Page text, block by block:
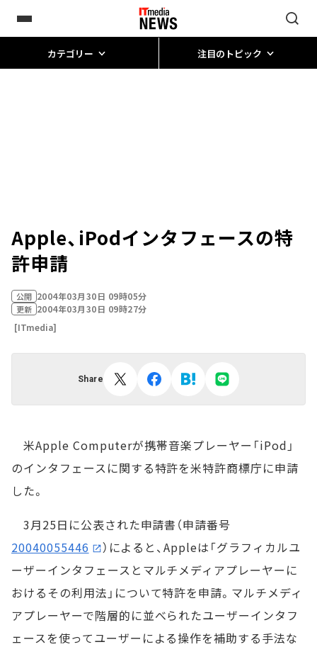
カテゴリー 注目のトピック
Apple、iPodインタフェースの特
許申請
公開 2004年03月30日 09時05分
更新 2004年03月30日 09時27分
[ITmedia]
Share
米Apple Computerが携帯音楽プレーヤー「iPod」
のインタフェースに関する特許を米特許商標庁に申請
した。
3月25日に公表された申請書（申請番号
20040055446
）によると、Appleは「グラフィカルユ
ーザーインタフェースとマルチメディアプレーヤーに
おけるその利用法」について特許を申請。マルチメディ
アプレーヤーで階層的に並べられたユーザーインタフ
ェースを使ってユーザーによる操作を補助する手法な